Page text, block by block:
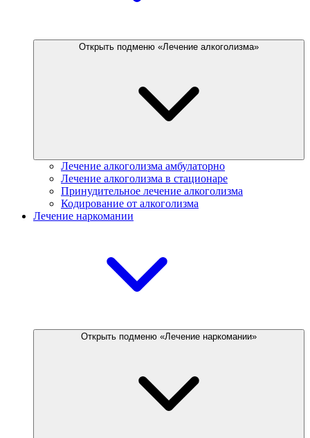
Открыть подменю «Лечение алкоголизма»
Лечение алкоголизма амбулаторно
Лечение алкоголизма в стационаре
Принудительное лечение алкоголизма
Кодирование от алкоголизма
Лечение наркомании
Открыть подменю «Лечение наркомании»